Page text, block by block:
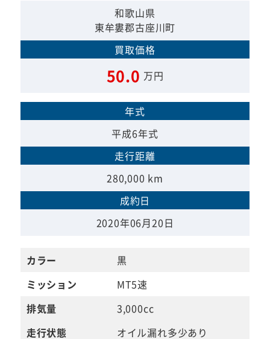
和歌山県
東牟婁郡古座川町
買取価格
50.0 万円
年式
平成6年式
走行距離
280,000 km
成約日
2020年06月20日
カラー
黒
ミッション
MT5速
排気量
3,000cc
走行状態
オイル漏れ多少あり